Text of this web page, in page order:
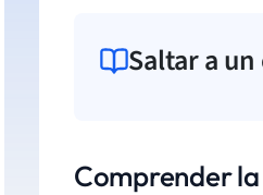
Saltar a
Comprender